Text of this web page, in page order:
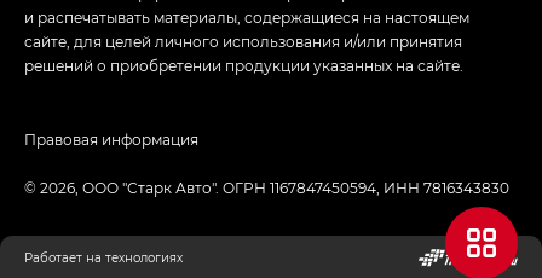
и распечатывать материалы, содержащиеся на настоящем
сайте, для целей личного использования и/или принятия
решений о приобретении продукции указанных на сайте.
© 2026, ООО "Старк Авто". ОГРН 1167847450594, ИНН 7816343830
Правовая информация
Работает на технологиях